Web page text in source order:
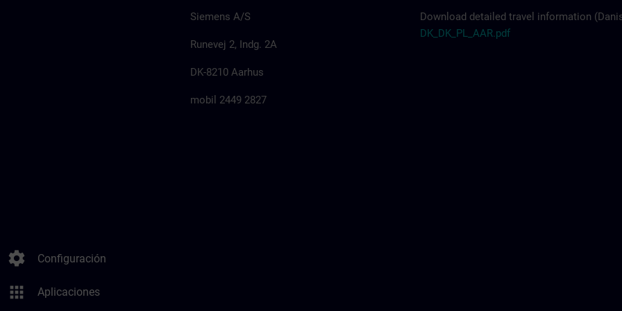
settings Configuración
apps Aplicaciones
Siemens A/S
Runevej 2, Indg. 2A
DK-8210 Aarhus
mobil 2449 2827
Download detailed travel information
DK_DK_PL_AAR.pdf